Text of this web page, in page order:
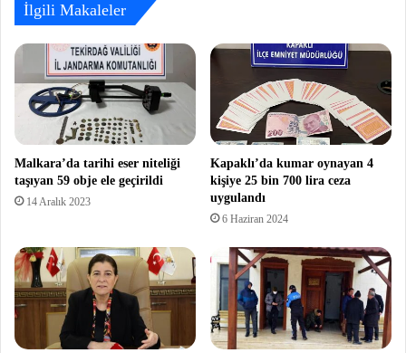
İlgili Makaleler
Malkara’da tarihi eser niteliği
taşıyan 59 obje ele geçirildi
14 Aralık 2023
Kapaklı’da kumar oynayan 4
kişiye 25 bin 700 lira ceza
uygulandı
6 Haziran 2024